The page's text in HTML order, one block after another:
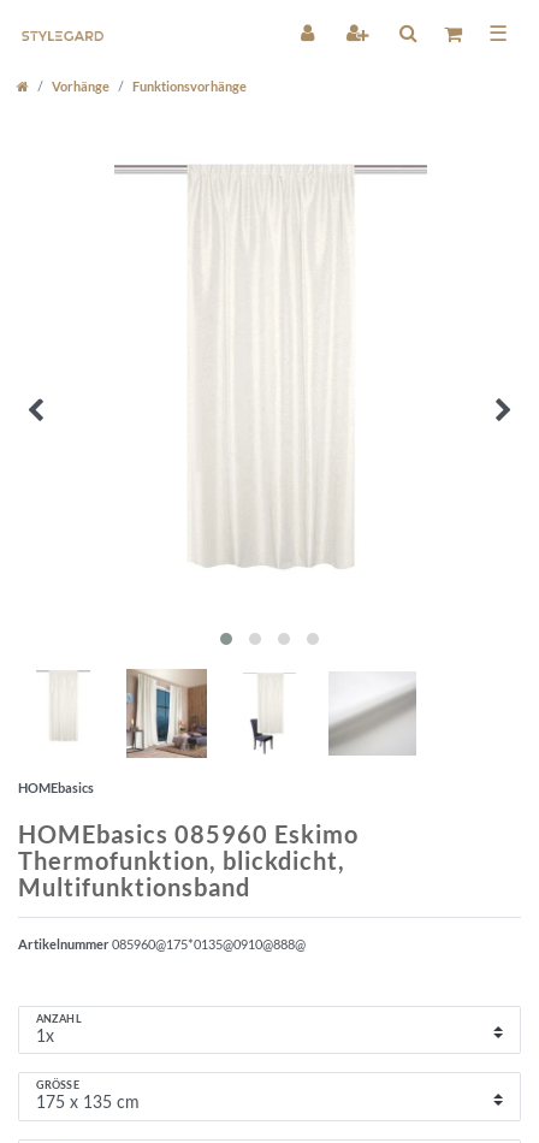
☰
Vorhänge Funktionsvorhänge
HOMEbasics
HOMEbasics 085960 Eskimo
Thermofunktion, blickdicht,
Multifunktionsband
Artikelnummer085960@175*0135@0910@888@
ANZAHL
GRÖSSE